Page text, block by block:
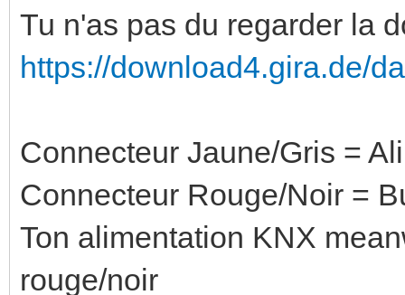
Tu n'as pas du regarder la
https://download4.gira.de/
Connecteur Jaune/Gris =
Connecteur Rouge/Noir =
Ton alimentation KNX
rouge/noir